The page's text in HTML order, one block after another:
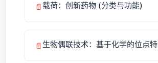
📄载荷：创新药物 (分类与功能)
📄 生物偶联技术：基于化学的位点